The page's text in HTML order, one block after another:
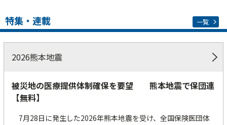
特集・連載 一覧
2026熊本地震
被災地の医療提供体制確保を要望 熊本地震で保団連
【無料】
7月28日に発生した2026年熊本地震を受け、全国保険医団体